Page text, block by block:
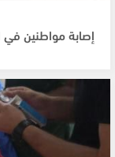
إصابة مواطنين